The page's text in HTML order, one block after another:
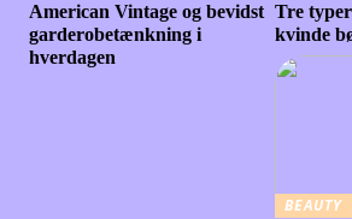
American Vintage og bevidst
garderobetænkning i
hverdagen
Tre
kvinde
BEAUTY